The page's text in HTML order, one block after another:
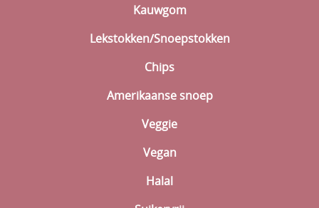
Kauwgom
Lekstokken/Snoepstokken
Chips
Amerikaanse snoep
Veggie
Vegan
Halal